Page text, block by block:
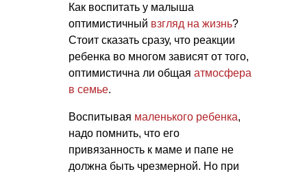
Как воспитать у малыша
оптимистичный взгляд на жизнь?
Стоит сказать сразу, что реакции
ребенка во многом зависят от того,
оптимистична ли общая атмосфера
в семье.
Воспитывая маленького ребенка,
надо помнить, что его
привязанность к маме и папе не
должна быть чрезмерной. Но при